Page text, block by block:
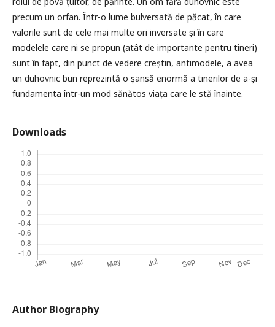
precum un orfan. Într-o lume bulversată de păcat, în care
valorile sunt de cele mai multe ori inversate și în care
modelele care ni se propun (atât de importante pentru tineri)
sunt în fapt, din punct de vedere creștin, antimodele, a avea
un duhovnic bun reprezintă o șansă enormă a tinerilor de a-și
fundamenta într-un mod sănătos viața care le stă înainte.
Downloads
Author Biography